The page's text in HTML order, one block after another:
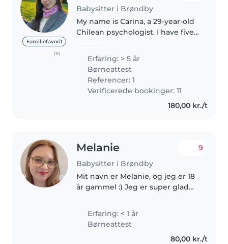
Familiefavorit
(11)
Babysitter i Brøndby
My name is Carina, a 29-year-old
Chilean psychologist. I have five
with children of all ages, from
preschool through adolescence.
I have specialized training..
Erfaring: > 5 år
Børneattest
Referencer: 1
Verificerede bookinger: 11
180,00 kr./t
Melanie
Babysitter i Brøndby
9
Mit navn er Melanie, og jeg er 18
år gammel :) Jeg er super glad
som pædagog eller lignende i
fremtiden. Jeg har ikke kørekort,
men jeg går gerne længere..
Erfaring: < 1 år
Børneattest
80,00 kr./t